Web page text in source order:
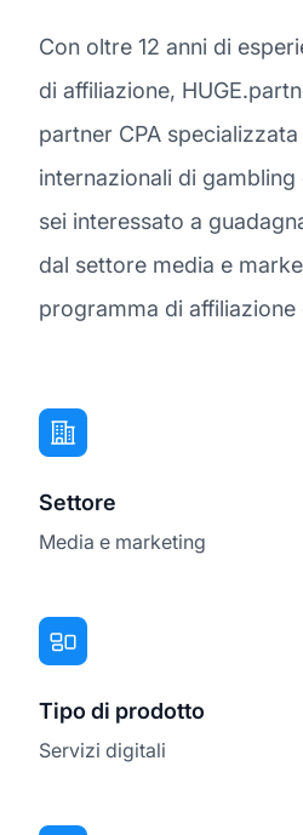
Con oltre 12 anni di
di affiliazione,
partner CPA
internazionali di gambling
sei interessato a
dal settore media e
programma di affiliazione
Settore
Media e marketing
Tipo di prodotto
Servizi digitali